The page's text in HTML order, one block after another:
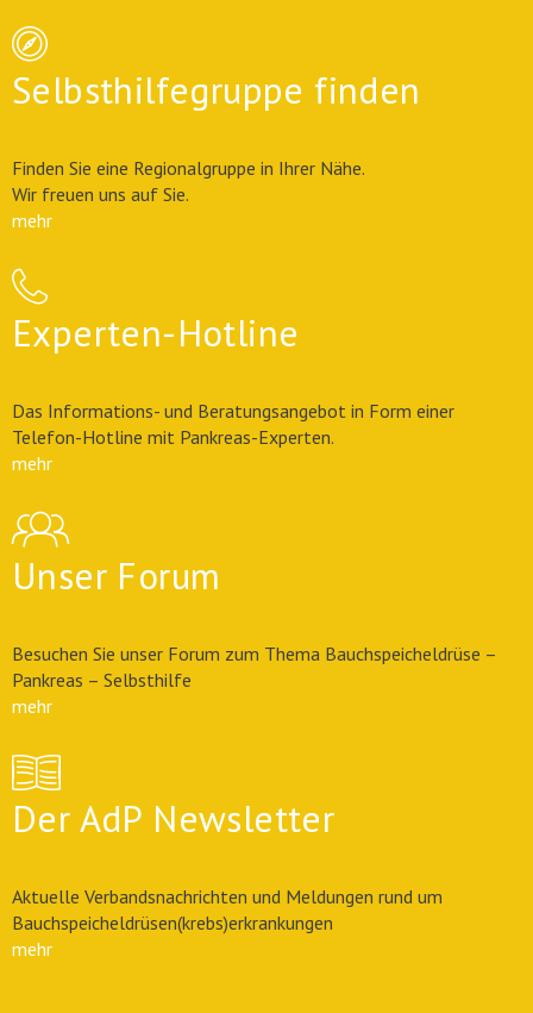
Selbsthilfegruppe finden
Finden Sie eine Regionalgruppe in Ihrer Nähe.
Wir freuen uns auf Sie.
mehr
Experten-Hotline
Das Informations- und Beratungsangebot in Form einer
Telefon-Hotline mit Pankreas-Experten.
mehr
Unser Forum
Besuchen Sie unser Forum zum Thema Bauchspeicheldrüse –
Pankreas – Selbsthilfe
mehr
Der AdP Newsletter
Aktuelle Verbandsnachrichten und Meldungen rund um
Bauchspeicheldrüsen(krebs)erkrankungen
mehr